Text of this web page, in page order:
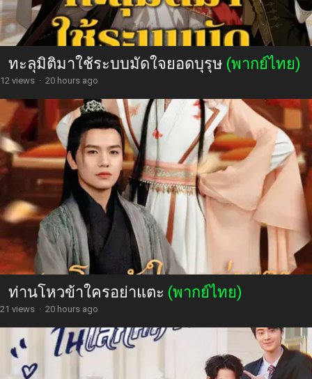
ทะลุมิติมาใช้ระบบมัดใจยอดบุรุษ (พากย์ไทย)
12 views · 20 hours ago
ท่านโหวข้าใครอย่าแตะ (พากย์ไทย)
21 views · 20 hours ago